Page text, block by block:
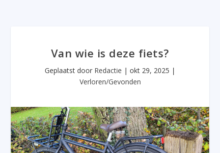
Van wie is deze fiets?
Geplaatst door Redactie | okt 29, 2025 |
Verloren/Gevonden